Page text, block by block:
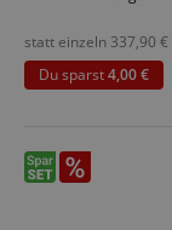
Inklusive 2x
Sparset
statt einzeln 337,90 €
Du sparst4,00 €
91347